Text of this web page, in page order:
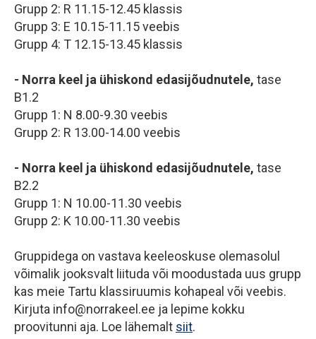
Grupp 2: R 11.15-12.45 klassis
Grupp 3: E 10.15-11.15 veebis
Grupp 4: T 12.15-13.45 klassis
- Norra keel ja ühiskond edasijõudnutele, tase
B1.2
Grupp 1: N 8.00-9.30 veebis
Grupp 2: R 13.00-14.00 veebis
- Norra keel ja ühiskond edasijõudnutele, tase
B2.2
Grupp 1: N 10.00-11.30 veebis
Grupp 2: K 10.00-11.30 veebis
Gruppidega on vastava keeleoskuse olemasolul
võimalik jooksvalt liituda või moodustada uus grupp
kas meie Tartu klassiruumis kohapeal või veebis.
Kirjuta info@norrakeel.ee ja lepime kokku
proovitunni aja. Loe lähemalt siit.